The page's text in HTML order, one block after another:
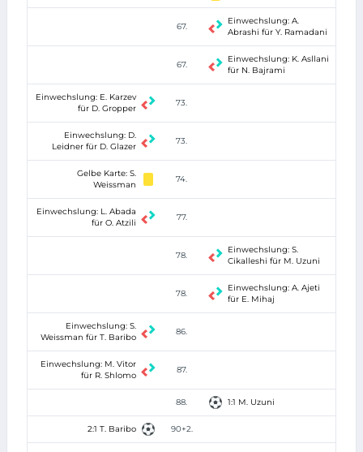
67.
Einwechslung: A.
Abrashi für Y. Ramadani
67.
Einwechslung: K. Asllani
für N. Bajrami
Einwechslung: E. Karzev
für D. Gropper
73.
Einwechslung: D.
Leidner für D. Glazer
73.
Gelbe Karte: S.
Weissman
74.
Einwechslung: L. Abada
für O. Atzili
77.
78.
Einwechslung: S.
Cikalleshi für M. Uzuni
78.
Einwechslung: A. Ajeti
für E. Mihaj
Einwechslung: S.
Weissman für T. Baribo
86.
Einwechslung: M. Vitor
für R. Shlomo
87.
88. 1:1 M. Uzuni
2:1 T. Baribo 90+2.